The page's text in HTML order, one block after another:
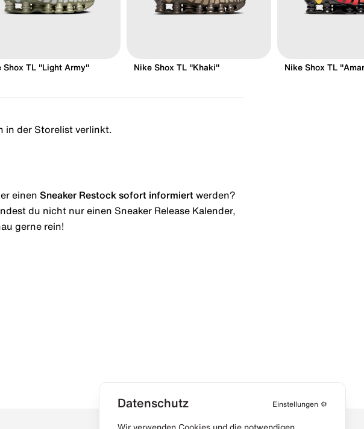
Shox TL "Light Army" Nike Shox TL "Khaki" Nike Shox TL
in der Storelist verlinkt.
einen Sneaker Restock sofort informiert werden?
du nicht nur einen Sneaker Release Kalender,
gerne rein!
Datenschutz Einstellungen ⚙️
Wir verwenden Cookies und die notwendigen